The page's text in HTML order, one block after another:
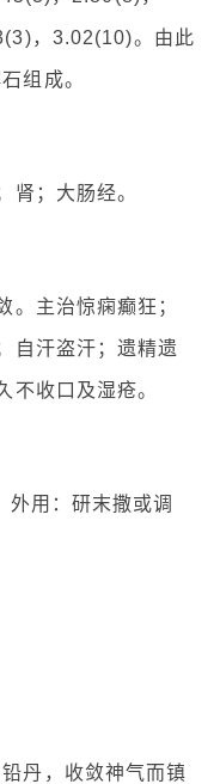
，3.02(10)。由此
组成。
肾；大肠经。
。主治惊痫癫狂；
自汗盗汗；遗精遗
不收口及湿疮。
用：研末撒或调
丹，收敛神气而镇